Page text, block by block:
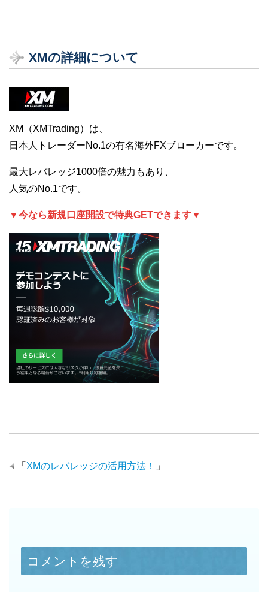
XMの詳細について
XM（XMTrading）は、
日本人トレーダーNo.1の有名海外FXブローカーです。
最大レバレッジ1000倍の魅力もあり、
人気のNo.1です。
▼今なら新規口座開設で特典GETできます▼
「 XMのレバレッジの活用方法！ 」
コメントを残す